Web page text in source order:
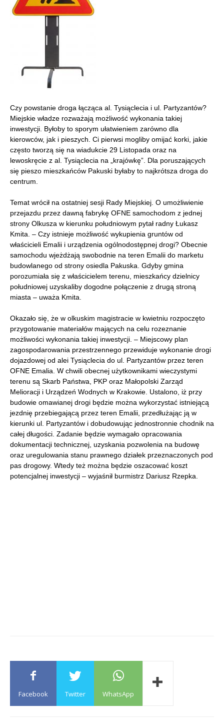
Czy powstanie droga łącząca al. Tysiąclecia i ul. Partyzantów?
Miejskie władze rozważają możliwość wykonania takiej
inwestycji. Byłoby to sporym ułatwieniem zarówno dla
kierowców, jak i pieszych. Ci pierwsi mogliby omijać korki, jakie
często tworzą się na wiadukcie 29 Listopada oraz na
lewoskręcie z al. Tysiąclecia na „krajówkę”. Dla poruszających
się pieszo mieszkańców Pakuski byłaby to najkrótsza droga do
centrum.
Temat wrócił na ostatniej sesji Rady Miejskiej. O umożliwienie
przejazdu przez dawną fabrykę OFNE samochodom z jednej
strony Olkusza w kierunku południowym pytał radny Łukasz
Kmita. – Czy istnieje możliwość wykupienia gruntów od
właścicieli Emalii i urządzenia ogólnodostępnej drogi? Obecnie
samochodu wjeżdżają swobodnie na teren Emalii do marketu
budowlanego od strony osiedla Pakuska. Gdyby gmina
porozumiała się z właścicielem terenu, mieszkańcy dzielnicy
południowej uzyskaliby dogodne połączenie z drugą stroną
miasta – uważa Kmita.
Okazało się, że w olkuskim magistracie w kwietniu rozpoczęto
przygotowanie materiałów mających na celu rozeznanie
możliwości wykonania takiej inwestycji. – Miejscowy plan
zagospodarowania przestrzennego przewiduje wykonanie drogi
dojazdowej od alei Tysiąclecia do ul. Partyzantów przez teren
OFNE Emalia. W chwili obecnej użytkownikami wieczystymi
terenu są Skarb Państwa, PKP oraz Małopolski Zarząd
Melioracji i Urządzeń Wodnych w Krakowie. Ustalono, iż przy
budowie omawianej drogi będzie można wykorzystać istniejącą
jezdnię przebiegającą przez teren Emalii, przedłużając ją w
kierunki ul. Partyzantów i dobudowując jednostronnie chodnik na
całej długości. Zadanie będzie wymagało opracowania
dokumentacji technicznej, uzyskania pozwolenia na budowę
oraz uregulowania stanu prawnego działek przeznaczonych pod
pas drogowy. Wtedy też można będzie oszacować koszt
potencjalnej inwestycji – wyjaśnił burmistrz Dariusz Rzepka.
Facebook Twitter WhatsApp